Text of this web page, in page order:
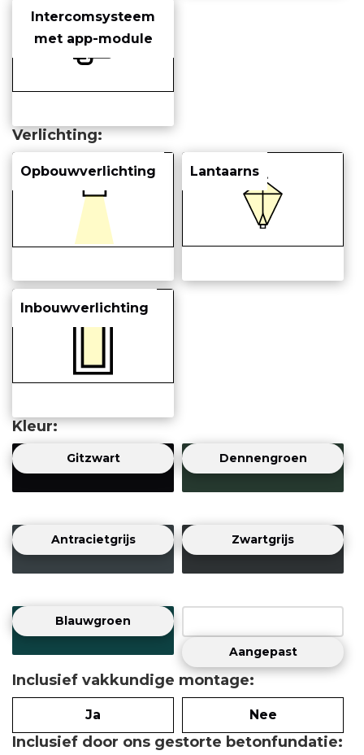
Intercomsysteem
met app-module
Verlichting
Opbouwverlichting Lantaarns
Inbouwverlichting
Kleur
Gitzwart Dennengroen
Antracietgrijs Zwartgrijs
Blauwgroen
Aangepast
Inclusief vakkundige montage
Ja Nee
Inclusief door ons gestorte betonfundatie